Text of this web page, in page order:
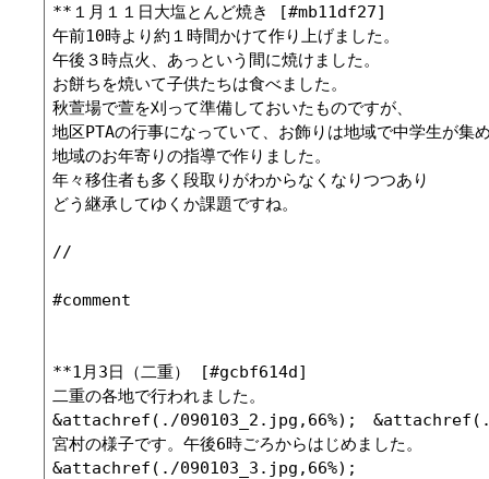
**１月１１日大塩とんど焼き [#mb11df27]
午前10時より約１時間かけて作り上げました。
午後３時点火、あっという間に焼けました。
お餅ちを焼いて子供たちは食べました。
秋萱場で萱を刈って準備しておいたものですが、
地区PTAの行事になっていて、お飾りは地域で中学生が集
地域のお年寄りの指導で作りました。
年々移住者も多く段取りがわからなくなりつつあり
どう継承してゆくか課題ですね。
//
#comment
**1月3日（二重） [#gcbf614d]
二重の各地で行われました。
&attachref(./090103_2.jpg,66%);　
宮村の様子です。午後6時ごろからはじめました。
&attachref(./090103_3.jpg,66%);